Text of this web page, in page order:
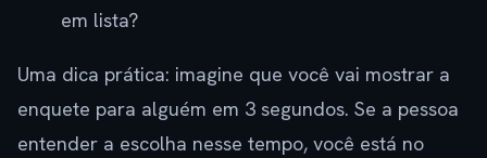
em lista?
Uma dica prática: imagine que você vai mostrar a
enquete para alguém em 3 segundos. Se a pessoa
entender a escolha nesse tempo, você está no